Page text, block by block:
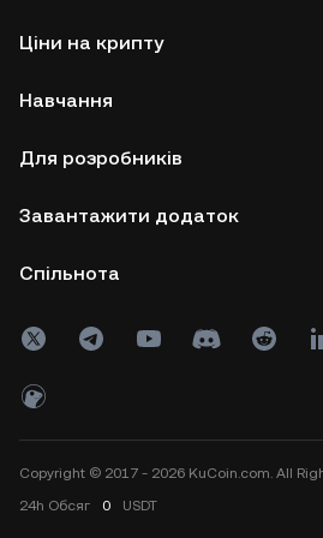
Ціни на крипту
Навчання
Для розробників
Завантажити додаток
Спільнота
Copyright © 2017 - 2026 KuCoin.com. All
24h Обсяг 0 USDT